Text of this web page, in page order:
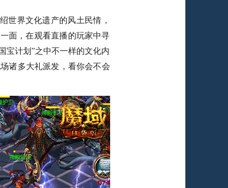
界文化遗产的风土民情，
面，在观看直播的玩家中寻
宝计划”之中不一样的文化内
诸多大礼派发，看你会不会